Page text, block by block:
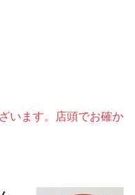
います。店頭でお確か